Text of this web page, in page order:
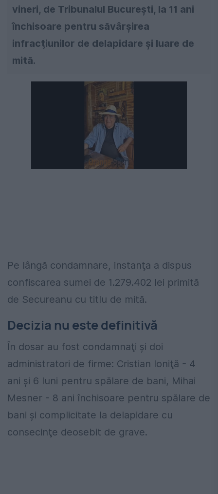
vineri, de Tribunalul Bucureşti, la 11 ani
închisoare pentru săvârşirea
infracţiunilor de delapidare şi luare de
mită.
Pe lângă condamnare, instanţa a dispus
confiscarea sumei de 1.279.402 lei primită
de Secureanu cu titlu de mită.
Decizia nu este definitivă
În dosar au fost condamnaţi şi doi
administratori de firme: Cristian Ioniţă - 4
ani şi 6 luni pentru spălare de bani, Mihai
Mesner - 8 ani închisoare pentru spălare de
bani şi complicitate la delapidare cu
consecinţe deosebit de grave.